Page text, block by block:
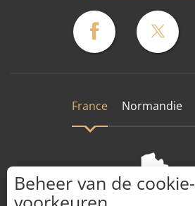
France Normandie
Beheer van de cookie-